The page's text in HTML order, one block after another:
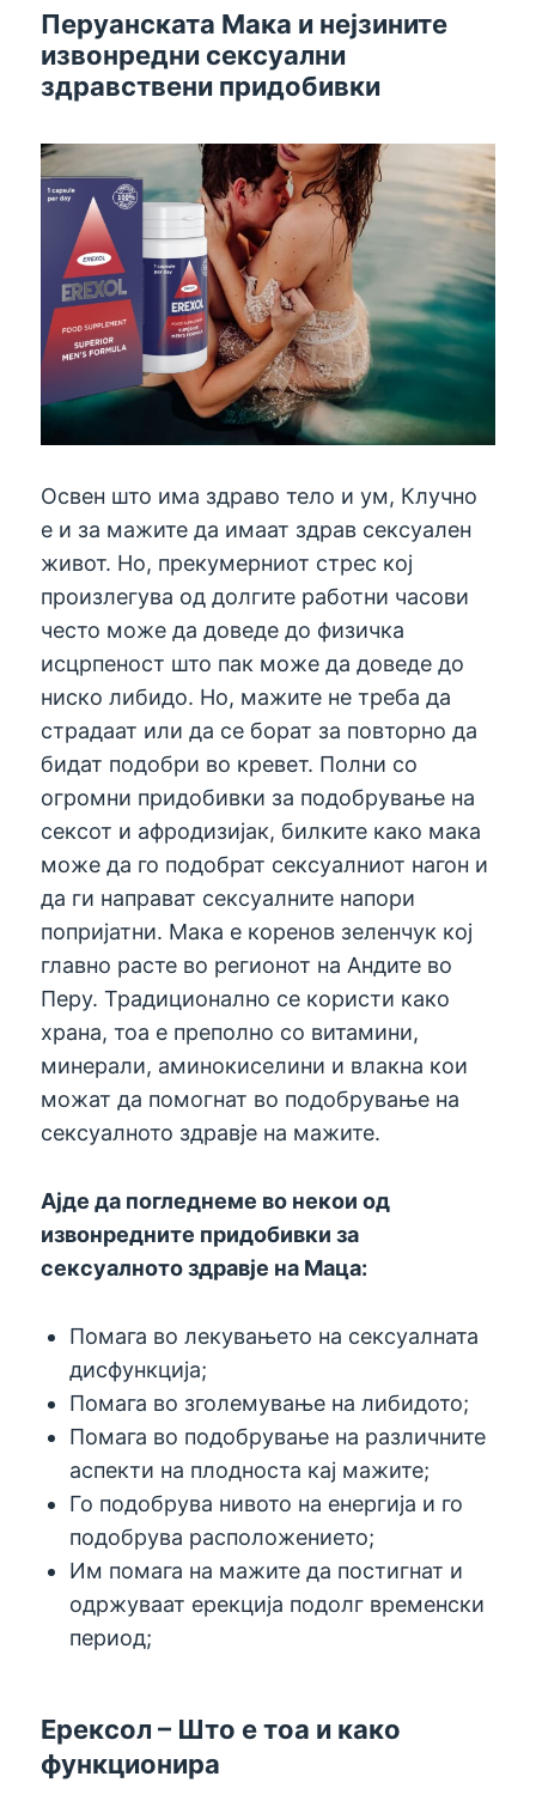
Перуанската Мака и нејзините
извонредни сексуални
здравствени придобивки
Освен што има здраво тело и ум, Клучно
е и за мажите да имаат здрав сексуален
живот. Но, прекумерниот стрес кој
произлегува од долгите работни часови
често може да доведе до физичка
исцрпеност што пак може да доведе до
ниско либидо. Но, мажите не треба да
страдаат или да се борат за повторно да
бидат подобри во кревет. Полни со
огромни придобивки за подобрување на
сексот и афродизијак, билките како мака
може да го подобрат сексуалниот нагон и
да ги направат сексуалните напори
попријатни. Мака е коренов зеленчук кој
главно расте во регионот на Андите во
Перу. Традиционално се користи како
храна, тоа е преполно со витамини,
минерали, аминокиселини и влакна кои
можат да помогнат во подобрување на
сексуалното здравје на мажите.
Ајде да погледнеме во некои од
извонредните придобивки за
сексуалното здравје на Маца:
Помага во лекувањето на сексуалната
дисфункција;
Помага во зголемување на либидото;
Помага во подобрување на различните
аспекти на плодноста кај мажите;
Го подобрува нивото на енергија и го
подобрува расположението;
Им помага на мажите да постигнат и
одржуваат ерекција подолг временски
период;
Ерексол – Што е тоа и како
функционира